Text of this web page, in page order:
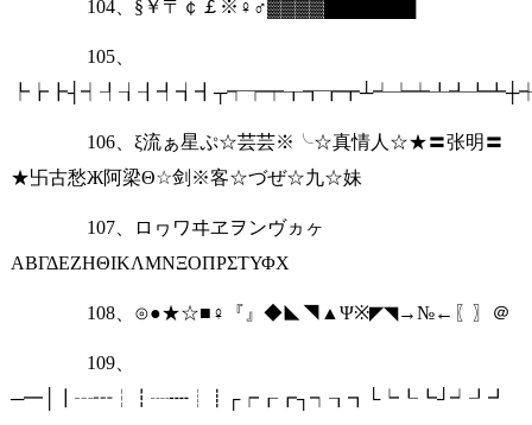
104、§￥〒￠￡※♀♂▓▓▓▓███████
105、
106、ξ流ぁ星ぷ☆芸芸※╰☆真情人☆★〓张明〓
★卐古愁Ж阿梁Θ☆剑※客☆づぜ☆九☆妹
107、ロヮワヰヱヲンヴヵヶ
ΑΒΓΔΕΖΗΘΙΚΛΜΝΞΟΠΡΣΤΥΦΧ
108、⊙●★☆■♀『』◆◣◥▲Ψ※◤◥→№←〖〗＠
109、
─━│┃┄┅┆┇┈┉┊┋┌┍┎┏┐┑┒┓└┕┖┗┘┙┚┛